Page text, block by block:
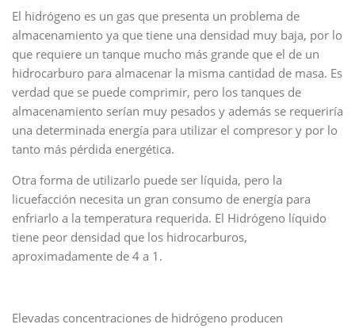
El hidrógeno es un gas que presenta un problema de
almacenamiento ya que tiene una densidad muy baja, por lo
que requiere un tanque mucho más grande que el de un
hidrocarburo para almacenar la misma cantidad de masa. Es
verdad que se puede comprimir, pero los tanques de
almacenamiento serían muy pesados y además se requeriría
una determinada energía para utilizar el compresor y por lo
tanto más pérdida energética.
Otra forma de utilizarlo puede ser líquida, pero la
licuefacción necesita un gran consumo de energía para
enfriarlo a la temperatura requerida. El Hidrógeno líquido
tiene peor densidad que los hidrocarburos,
aproximadamente de 4 a 1.
Elevadas concentraciones de hidrógeno producen